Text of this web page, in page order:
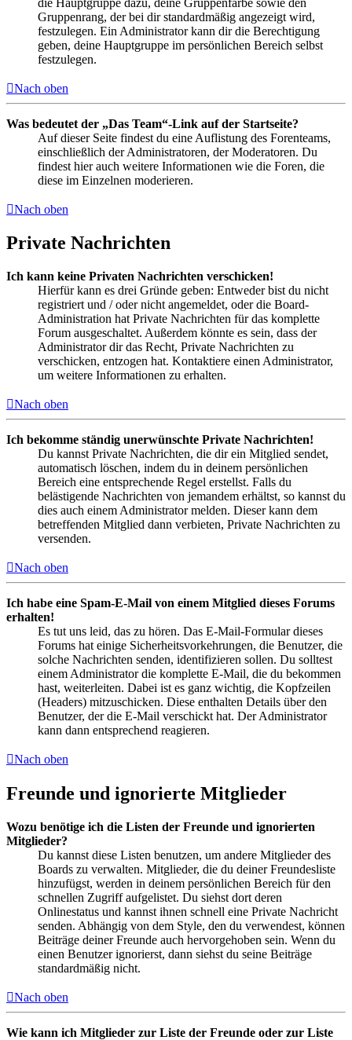
Gruppenrang, der bei dir standardmäßig angezeigt wird,
festzulegen. Ein Administrator kann dir die Berechtigung
geben, deine Hauptgruppe im persönlichen Bereich selbst
festzulegen.
Nach oben
Was bedeutet der „Das Team“-Link auf der Startseite?
Auf dieser Seite findest du eine Auflistung des Forenteams,
einschließlich der Administratoren, der Moderatoren. Du
findest hier auch weitere Informationen wie die Foren, die
diese im Einzelnen moderieren.
Nach oben
Private Nachrichten
Ich kann keine Privaten Nachrichten verschicken!
Hierfür kann es drei Gründe geben: Entweder bist du nicht
registriert und / oder nicht angemeldet, oder die Board-
Administration hat Private Nachrichten für das komplette
Forum ausgeschaltet. Außerdem könnte es sein, dass der
Administrator dir das Recht, Private Nachrichten zu
verschicken, entzogen hat. Kontaktiere einen Administrator,
um weitere Informationen zu erhalten.
Nach oben
Ich bekomme ständig unerwünschte Private Nachrichten!
Du kannst Private Nachrichten, die dir ein Mitglied sendet,
automatisch löschen, indem du in deinem persönlichen
Bereich eine entsprechende Regel erstellst. Falls du
belästigende Nachrichten von jemandem erhältst, so kannst du
dies auch einem Administrator melden. Dieser kann dem
betreffenden Mitglied dann verbieten, Private Nachrichten zu
versenden.
Nach oben
Ich habe eine Spam-E-Mail von einem Mitglied dieses Forums
erhalten!
Es tut uns leid, das zu hören. Das E-Mail-Formular dieses
Forums hat einige Sicherheitsvorkehrungen, die Benutzer, die
solche Nachrichten senden, identifizieren sollen. Du solltest
einem Administrator die komplette E-Mail, die du bekommen
hast, weiterleiten. Dabei ist es ganz wichtig, die Kopfzeilen
(Headers) mitzuschicken. Diese enthalten Details über den
Benutzer, der die E-Mail verschickt hat. Der Administrator
kann dann entsprechend reagieren.
Nach oben
Freunde und ignorierte Mitglieder
Wozu benötige ich die Listen der Freunde und ignorierten
Mitglieder?
Du kannst diese Listen benutzen, um andere Mitglieder des
Boards zu verwalten. Mitglieder, die du deiner Freundesliste
hinzufügst, werden in deinem persönlichen Bereich für den
schnellen Zugriff aufgelistet. Du siehst dort deren
Onlinestatus und kannst ihnen schnell eine Private Nachricht
senden. Abhängig von dem Style, den du verwendest, können
Beiträge deiner Freunde auch hervorgehoben sein. Wenn du
einen Benutzer ignorierst, dann siehst du seine Beiträge
standardmäßig nicht.
Nach oben
Wie kann ich Mitglieder zur Liste der Freunde oder zur Liste